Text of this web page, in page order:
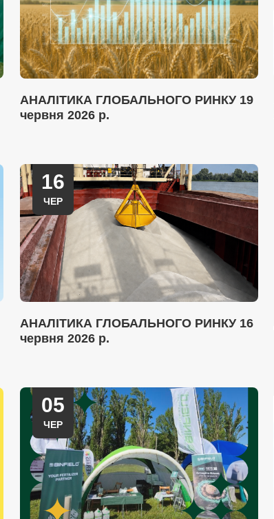
АНАЛІТИКА ГЛОБАЛЬНОГО РИНКУ 19
червня 2026 р.
16
ЧЕР
АНАЛІТИКА ГЛОБАЛЬНОГО РИНКУ 16
червня 2026 р.
05
ЧЕР